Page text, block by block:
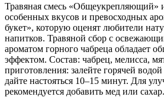
Травяная смесь «Общеукрепляющий»
особенных вкусов и превосходных
букет», которую оценят любители
напитков. Травяной сбор с
ароматом горного чабреца обладает
эффектом. Состав: чабрец, мелисса,
приготовления: залейте горячей
дайте настояться 10–15 минут. Для
рекомендуется добавить мед или сахар.